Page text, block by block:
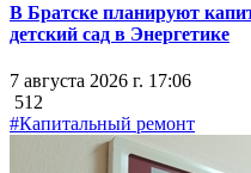
В Братске планируют
детский сад в Энергетике
7 августа 2026 г. 17:06
512
#Капитальный ремонт